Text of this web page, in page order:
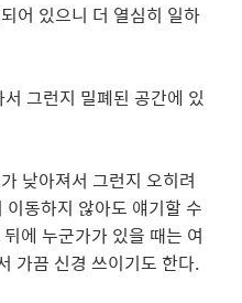
어 있으니 더 열심히 일하
그런지 밀폐된 공간에 있
낮아져서 그런지 오히려
동하지 않아도 얘기할 수
에 누군가가 있을 때는 여
가끔 신경 쓰이기도 한다.